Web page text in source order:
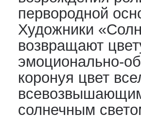
первородной
Художники
возвращают
эмоционально-
коронуя цвет
солнечным